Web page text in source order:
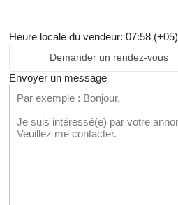
Heure locale du vendeur: 07:58 (+05)
Demander un rendez-vous
Envoyer un message